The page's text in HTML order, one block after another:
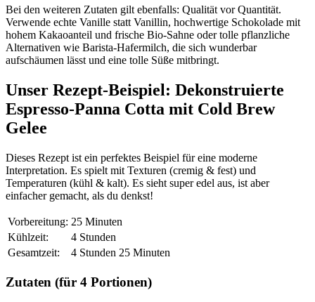
Bei den weiteren Zutaten gilt ebenfalls: Qualität vor Quantität.
Verwende echte Vanille statt Vanillin, hochwertige Schokolade mit
hohem Kakaoanteil und frische Bio-Sahne oder tolle pflanzliche
Alternativen wie Barista-Hafermilch, die sich wunderbar
aufschäumen lässt und eine tolle Süße mitbringt.
Unser Rezept-Beispiel: Dekonstruierte
Espresso-Panna Cotta mit Cold Brew
Gelee
Dieses Rezept ist ein perfektes Beispiel für eine moderne
Interpretation. Es spielt mit Texturen (cremig & fest) und
Temperaturen (kühl & kalt). Es sieht super edel aus, ist aber
einfacher gemacht, als du denkst!
Vorbereitung: 25 Minuten
Kühlzeit:
4 Stunden
Gesamtzeit:
4 Stunden 25 Minuten
Zutaten (für 4 Portionen)